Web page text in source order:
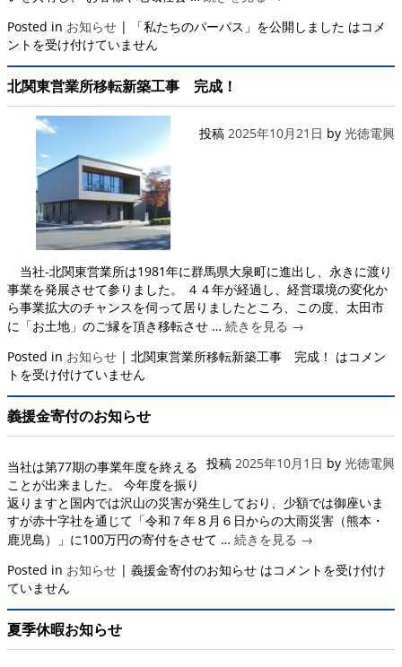
Posted in お知らせ | 「私たちのパーパス」を公開しました はコメ
ントを受け付けていません
北関東営業所移転新築工事 完成！
投稿 2025年10月21日 by 光徳電興
当社-北関東営業所は1981年に群馬県大泉町に進出し、永きに渡り
事業を発展させて参りました。 ４４年が経過し、経営環境の変化か
ら事業拡大のチャンスを伺って居りましたところ、この度、太田市
に「お土地」のご縁を頂き移転させ … 続きを見る →
Posted in お知らせ | 北関東営業所移転新築工事 完成！ はコメン
トを受け付けていません
義援金寄付のお知らせ
投稿 2025年10月1日 by 光徳電興
当社は第77期の事業年度を終える
ことが出来ました。 今年度を振り
返りますと国内では沢山の災害が発生しており、少額では御座いま
すが赤十字社を通じて「令和７年８月６日からの大雨災害（熊本・
鹿児島）」に100万円の寄付をさせて … 続きを見る →
Posted in お知らせ | 義援金寄付のお知らせ はコメントを受け付け
ていません
夏季休暇お知らせ